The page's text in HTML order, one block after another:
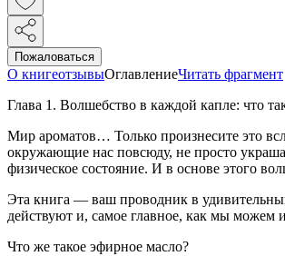
Пожаловаться
О книгеотзывыОглавлениеЧитать фрагмент
Глава 1. Волшебство в каждой капле: что
Мир ароматов… Только произнесите это
окружающие нас повсюду, не просто
физическое состояние. И в основе этого
Эта книга — ваш проводник в
действуют и, самое главное, как мы можем
Что же такое эфирное масло?